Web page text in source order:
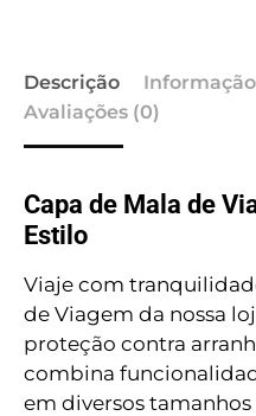
Descrição
Avaliações (0)
Capa de Mala de
Estilo
Viaje com
de Viagem da nossa
proteção contra
combina
em diversos tamanhos